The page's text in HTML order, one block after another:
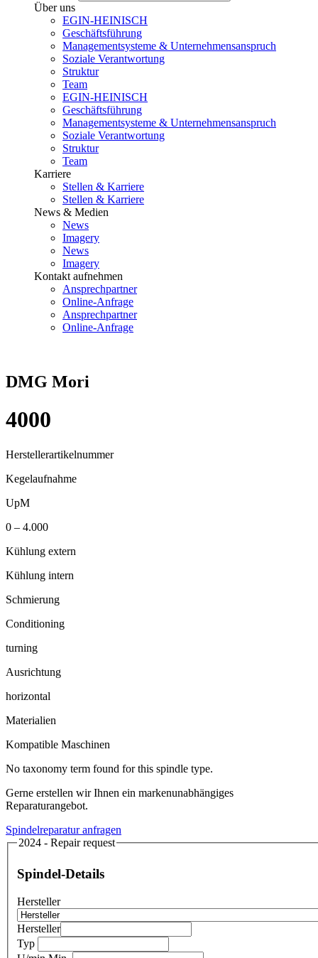
Über uns
EGIN-HEINISCH
Geschäftsführung
Managementsysteme & Unternehmensanspruch
Soziale Verantwortung
Struktur
Team
EGIN-HEINISCH
Geschäftsführung
Managementsysteme & Unternehmensanspruch
Soziale Verantwortung
Struktur
Team
Karriere
Stellen & Karriere
Stellen & Karriere
News & Medien
News
Imagery
News
Imagery
Kontakt aufnehmen
Ansprechpartner
Online-Anfrage
Ansprechpartner
Online-Anfrage
DMG Mori
4000
Herstellerartikelnummer
Kegelaufnahme
UpM
0 – 4.000
Kühlung extern
Kühlung intern
Schmierung
Conditioning
turning
Ausrichtung
horizontal
Materialien
Kompatible Maschinen
No taxonomy term found for this spindle type.
Gerne erstellen wir Ihnen ein markenunabhängiges
Reparaturangebot.
Spindelreparatur anfragen
2024 - Repair request
Spindel-Details
Hersteller
Hersteller
Typ